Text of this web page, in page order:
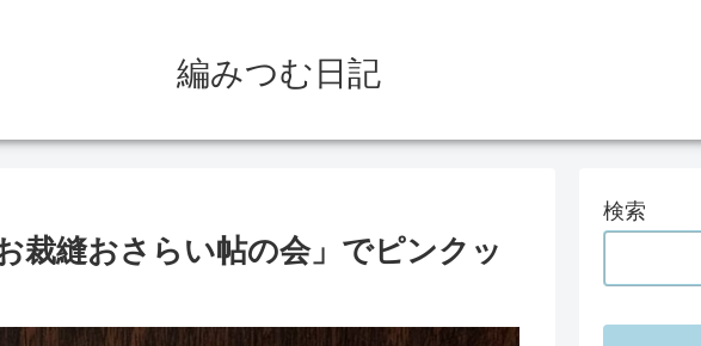
編みつむ日記
裁縫おさらい帖の会」でピンクッ
検索